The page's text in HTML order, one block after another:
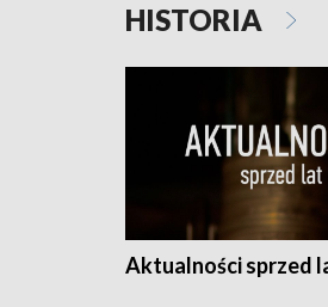
HISTORIA
Aktualności sprzed